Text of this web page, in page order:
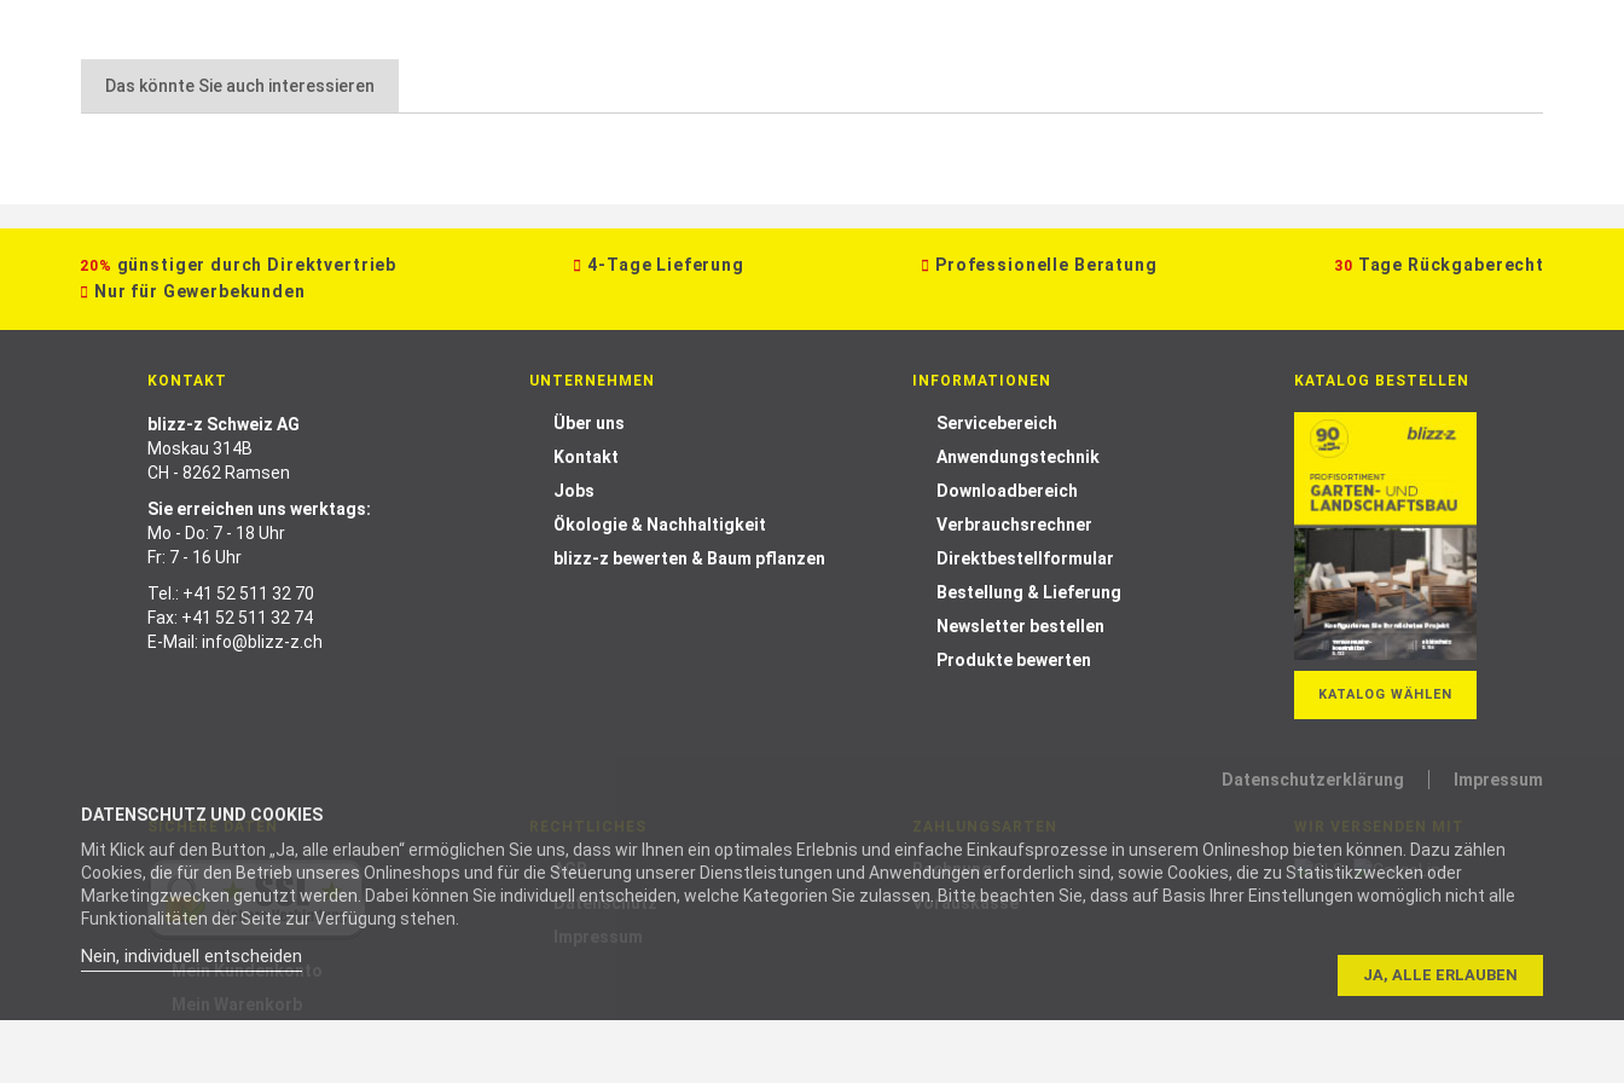
Datenschutzerklärung
Impressum
DATENSCHUTZ UND COOKIES
Mit Klick auf den Button „Ja, alle erlauben“ ermöglichen Sie uns, dass wir Ihnen ein optimales Erlebnis und einfache Einkaufsprozesse in unserem Onlineshop bieten können. Dazu zählen
Cookies, die für den Betrieb unseres Onlineshops und für die Steuerung unserer Dienstleistungen und Anwendungen erforderlich sind, sowie Cookies, die zu Statistikzwecken oder
Marketingzwecken genutzt werden. Dabei können Sie individuell entscheiden, welche Kategorien Sie zulassen. Bitte beachten Sie, dass auf Basis Ihrer Einstellungen womöglich nicht alle
Funktionalitäten der Seite zur Verfügung stehen.
Nein, individuell entscheiden
Notwendig
JA, ALLE ERLAUBEN
Das könnte Sie auch interessieren
20% günstiger durch Direktvertrieb 4-Tage Lieferung Professionelle Beratung 30 Tage Rückgaberecht
Nur für Gewerbekunden
KONTAKT
blizz-z Schweiz AG
Moskau 314B
CH - 8262 Ramsen
Sie erreichen uns werktags:
Mo - Do: 7 - 18 Uhr
Fr: 7 - 16 Uhr
Tel.: +41 52 511 32 70
Fax: +41 52 511 32 74
E-Mail: info@blizz-z.ch
UNTERNEHMEN
Über uns
Kontakt
Jobs
Ökologie & Nachhaltigkeit
blizz-z bewerten & Baum pflanzen
INFORMATIONEN
Servicebereich
Anwendungstechnik
Downloadbereich
Verbrauchsrechner
Direktbestellformular
Bestellung & Lieferung
Newsletter bestellen
Produkte bewerten
KATALOG BESTELLEN
KATALOG WÄHLEN
Mein Kundenkonto
AGB
Datenschutz
Rechnung
Vorauskasse